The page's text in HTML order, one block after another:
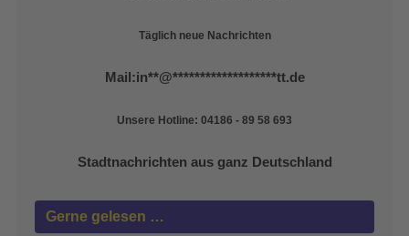
Täglich neue Nachrichten
Mail:in**@*******************tt.de
Unsere Hotline: 04186 - 89 58 693
Stadtnachrichten aus ganz Deutschland
Gerne gelesen …